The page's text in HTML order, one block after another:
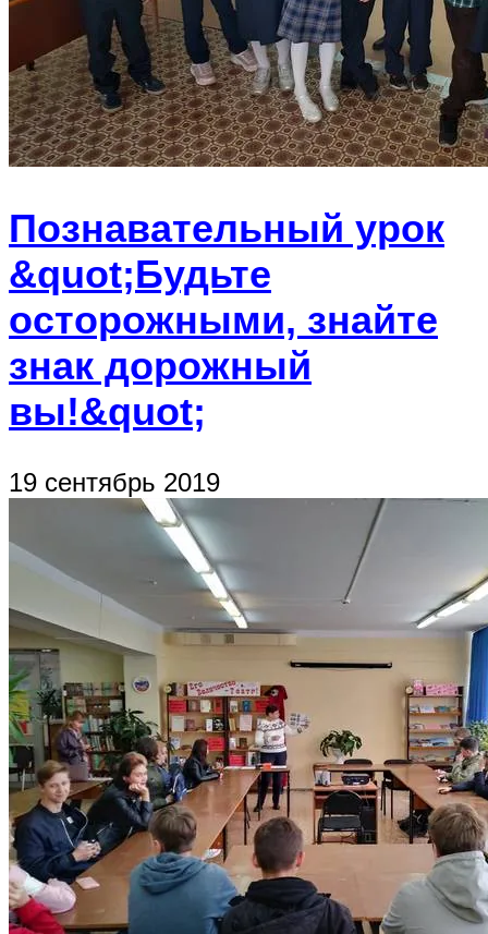
Познавательный урок
&quot;Будьте
осторожными, знайте
знак дорожный
вы!&quot;
19 сентябрь 2019